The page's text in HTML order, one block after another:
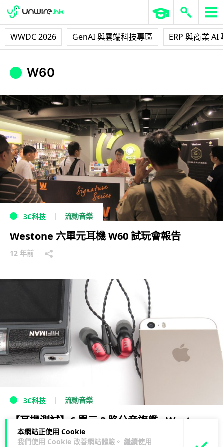
WWDC 2026 GenAI 與雲端科技專區 ERP 與商業 AI
本網站正使用 Cookie
我們使用 Cookie 改善網站體驗。 繼續使用
W60
3C科技 流動音樂
Westone 六單元耳機 W60 試玩會報告
12 年前
3C科技 流動音樂
【耳機測試】6 單元 3 路分音旗艦 - Westone
W60